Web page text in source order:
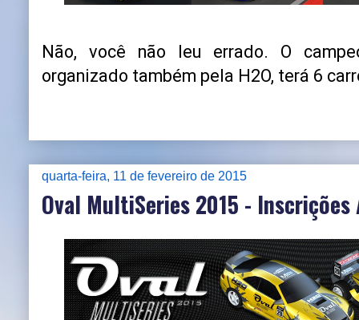
Não, você não leu errado. O
organizado também pela H2O, terá 6
quarta-feira, 11 de fevereiro de 2015
Oval MultiSeries 2015 - Inscrições